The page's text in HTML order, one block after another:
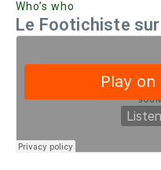
Who’s who
Le Footichiste sur